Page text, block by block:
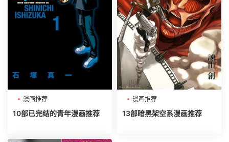
漫画推荐
10部已完结的青年漫画推荐
漫画推荐
13部暗黑架空系漫画推荐